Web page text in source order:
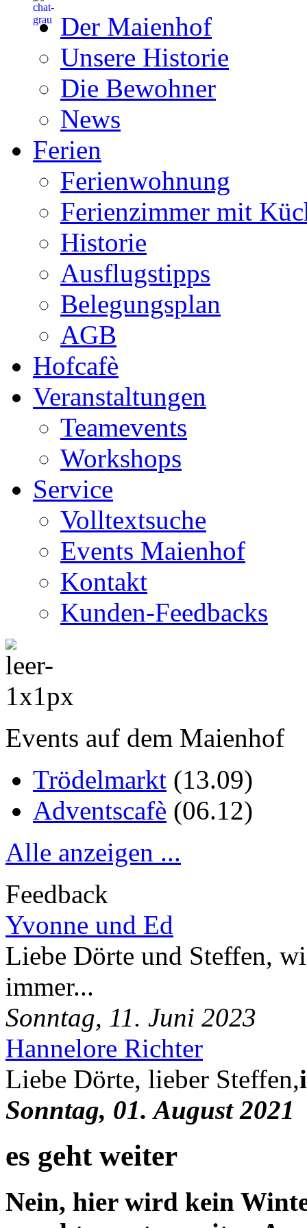
Der Maienhof
Unsere Historie
Die Bewohner
News
Ferien
Ferienwohnung
Ferienzimmer mit
Historie
Ausflugstipps
Belegungsplan
AGB
Hofcafè
Veranstaltungen
Teamevents
Workshops
Service
Volltextsuche
Events Maienhof
Kontakt
Kunden-Feedbacks
Events auf dem Maienhof
Trödelmarkt (13.09)
Adventscafè (06.12)
Alle anzeigen ...
Feedback
Yvonne und Ed
Liebe Dörte und Steffen,
immer...
Sonntag, 11. Juni 2023
Hannelore Richter
Liebe Dörte, lieber Steffen,
Sonntag, 01. August 2021
es geht weiter
Nein, hier wird kein